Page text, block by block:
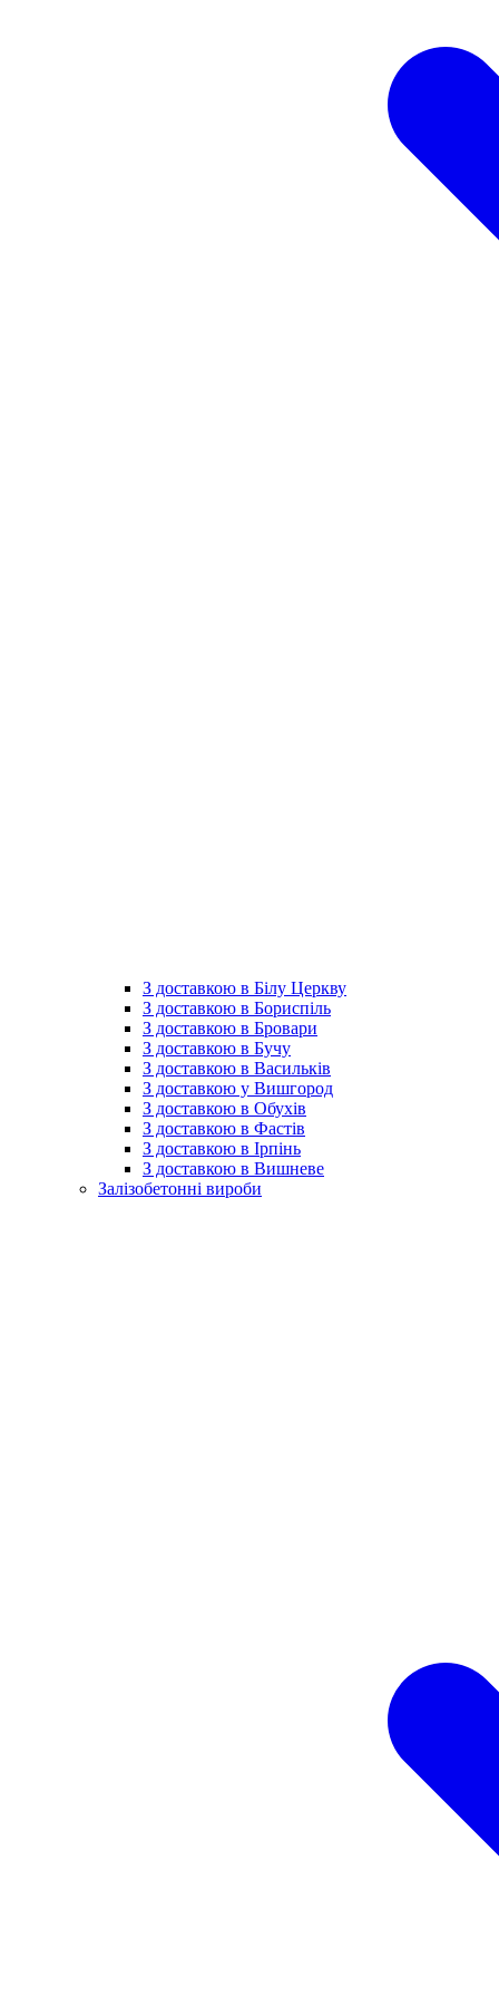
З доставкою в Білу Церкву
З доставкою в Бориспіль
З доставкою в Бровари
З доставкою в Бучу
З доставкою в Васильків
З доставкою у Вишгород
З доставкою в Обухів
З доставкою в Фастів
З доставкою в Ірпінь
З доставкою в Вишневе
Залізобетонні вироби